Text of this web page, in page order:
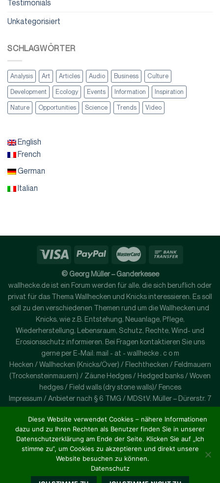
Testimonials
Unkategorisiert
SCHLAGWÖRTER
Analysis Art Articles Audio Business Culture
Development Ecology Events Information Inspiration
Nature Opportunities Science Trends Video
English
French
German
Italian
© Georg Müller – Ganderkesee
wallhecke.de ist ein Forum werden für alle, die sich beruflich oder
privat für das Thema Wallhecken und Knicks interessieren. Es soll
soll zu den verschiedenen Themen rund um die Wallhecken und
Knicks, wie z.B. Entstehung, Neuanlage, Pflege,
Wiederherstellung, Lebensraum, Schutz, Rechte, Wind- und
Erosionsschutz informieren. Bei Fragen kontaktieren Sie uns
gerne per E-Mail: mail - at - wallhecke . c o m
Hecken / Wallhecken (Knicks/Över) / Flechthecken / Feldmauern
(Trockensteinmauern) / Zäune Hedges / Hedged banks / Woven
hedges / Field walls (dry stone walls)/ Fences
Impressum / Anbieter nach § 6 TMG / MDStV: Müller – Dürerstr. 7
– 27777 Ganderkesse – Germany
wallhecke.de is a forum for all those who are interested in the
subject of wallhedges and curtsies, either professionally or
privately. It is to inform to the different topics approximately
around the barrier hedges and Knicks, like e.g. emergence, new
plant, care, re-establishment, habitat, protection, rights, wind
and erosion protection. If you have any questions please contact
Diese Website verwendet Cookies – nähere Informationen
dazu und zu Ihren Rechten als Benutzer finden Sie in unserer
Datenschutzerklärung am Ende der Seite. Klicken Sie auf „Ich
stimme zu“, um Cookies zu akzeptieren und direkt unsere
Website besuchen zu können.
Datenschutz